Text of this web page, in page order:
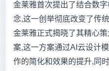
金莱雅首次提出了结合数
念,这一创举彻底改变了传
金莱雅正式揭晓了其精心
案,这一方案通过AI云设计
作的简化和效果的提升,同